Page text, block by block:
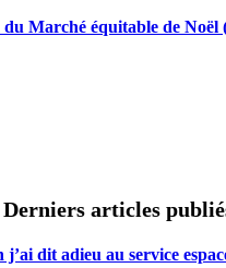
Marché équitable de Noël
Derniers articles
j’ai dit adieu au service